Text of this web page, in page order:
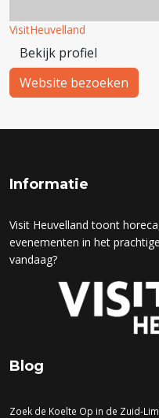
VisitHeuvelland
Bekijk profiel
Website bezoeken
Informatie
Visit Heuvelland toont
evenementen in het
vandaag?
Blog
Zoek de Koelte Op in de Zuid-